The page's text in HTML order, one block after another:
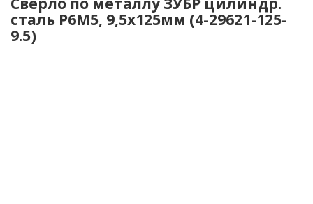
сталь Р6М5, 9,5х125мм (4-29621-125-
9.5)